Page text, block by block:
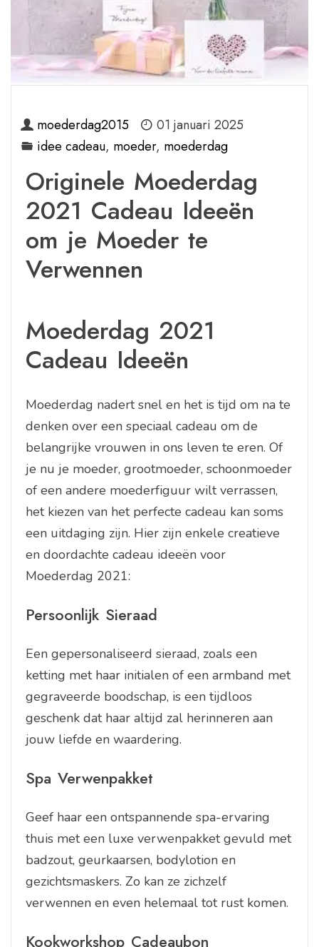
moederdag2015
01 januari 2025
idee cadeau, moeder, moederdag
Originele Moederdag
2021 Cadeau Ideeën
om je Moeder te
Verwennen
Moederdag 2021
Cadeau Ideeën
Moederdag nadert snel en het is tijd om na te
denken over een speciaal cadeau om de
belangrijke vrouwen in ons leven te eren. Of
je nu je moeder, grootmoeder, schoonmoeder
of een andere moederfiguur wilt verrassen,
het kiezen van het perfecte cadeau kan soms
een uitdaging zijn. Hier zijn enkele creatieve
en doordachte cadeau ideeën voor
Moederdag 2021:
Persoonlijk Sieraad
Een gepersonaliseerd sieraad, zoals een
ketting met haar initialen of een armband met
gegraveerde boodschap, is een tijdloos
geschenk dat haar altijd zal herinneren aan
jouw liefde en waardering.
Spa Verwenpakket
Geef haar een ontspannende spa-ervaring
thuis met een luxe verwenpakket gevuld met
badzout, geurkaarsen, bodylotion en
gezichtsmaskers. Zo kan ze zichzelf
verwennen en even helemaal tot rust komen.
Kookworkshop Cadeaubon